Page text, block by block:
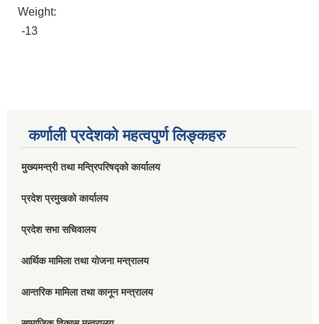
Weight:
-13
कर्णाली प्रदेशको महत्वपुर्ण लिङ्कहरु
मुख्यमन्त्री तथा मन्त्रिपरिषद्को कार्यालय
प्रदेश प्रमुखको कार्यालय
प्रदेश सभा सचिवालय
आर्थिक मामिला तथा योजना मन्त्रालय
आन्तरिक मामिला तथा कानून मन्त्रालय